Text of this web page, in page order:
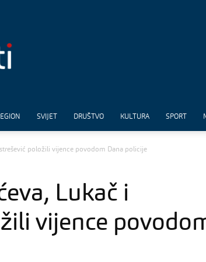
SVIJET DRUŠTVO KULTURA SPORT
položili vijence povodom Dana policije
Lukač i
vijence